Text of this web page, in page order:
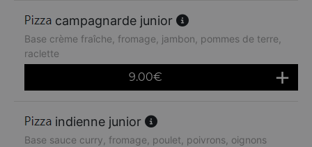
campagnarde junior
Base crème fraîche, fromage, jambon, pommes de terre,
raclette
9.00€
indienne junior
Base sauce curry, fromage, poulet, poivrons, oignons